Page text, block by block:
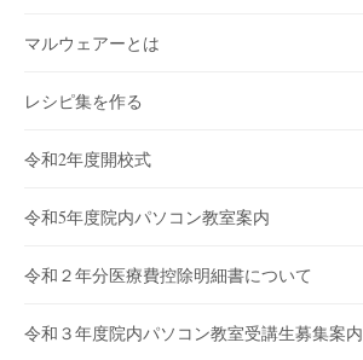
マルウェアーとは
レシピ集を作る
令和2年度開校式
令和5年度院内パソコン教室案内
令和２年分医療費控除明細書について
令和３年度院内パソコン教室受講生募集案内